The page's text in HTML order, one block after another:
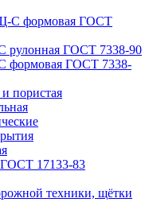
С формовая ГОСТ
рулонная ГОСТ 7338-90
формовая ГОСТ 7338-
пористая
17133-83
техники, щётки